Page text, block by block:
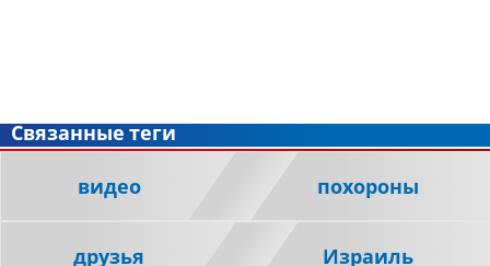
Связанные теги
видео похороны
друзья Израиль